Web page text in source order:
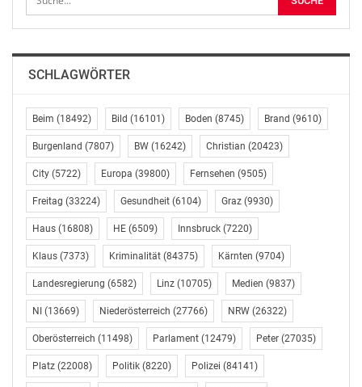
SCHLAGWÖRTER
Beim (18492) Bild (16101) Boden (8745) Brand (9610)
Burgenland (7807) BW (16242) Christian (20423)
City (5722) Europa (39800) Fernsehen (9505)
Freitag (33224) Gesundheit (6104) Graz (9930)
Haus (16808) HE (6509) Innsbruck (7220)
Klaus (7373) Kriminalität (84375) Kärnten (9704)
Landesregierung (6582) Linz (10705) Medien (9837)
NI (13669) Niederösterreich (27766) NRW (26322)
Oberösterreich (11498) Parlament (12479) Peter (27035)
Platz (22008) Politik (8220) Polizei (84141)